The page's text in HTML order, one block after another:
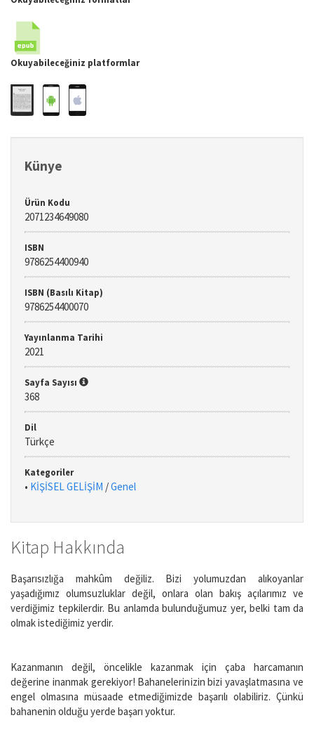
Okuyabileceğiniz platformlar
Künye
Ürün Kodu
2071234649080
ISBN
9786254400940
ISBN (Basılı Kitap)
9786254400070
Yayınlanma Tarihi
2021
Sayfa Sayısı
368
Dil
Türkçe
Kategoriler
• KİŞİSEL GELİŞİM /Genel
Kitap Hakkında
Başarısızlığa mahkûm değiliz. Bizi yolumuzdan alıkoyanlar
yaşadığımız olumsuzluklar değil, onlara olan bakış açılarımız ve
verdiğimiz tepkilerdir. Bu anlamda bulunduğumuz yer, belki tam da
olmak istediğimiz yerdir.
Kazanmanın değil, öncelikle kazanmak için çaba harcamanın
değerine inanmak gerekiyor! Bahanelerinizin bizi yavaşlatmasına ve
engel olmasına müsaade etmediğimizde başarılı olabiliriz. Çünkü
bahanenin olduğu yerde başarı yoktur.